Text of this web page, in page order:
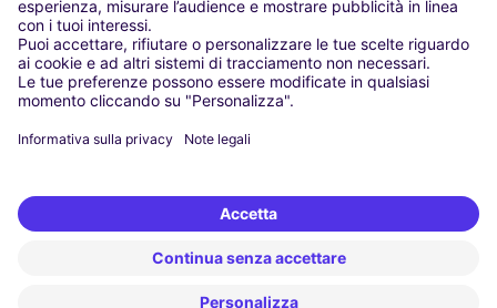
Milano
Roma
Torino
Vienna
Berlino
Düsseldorf